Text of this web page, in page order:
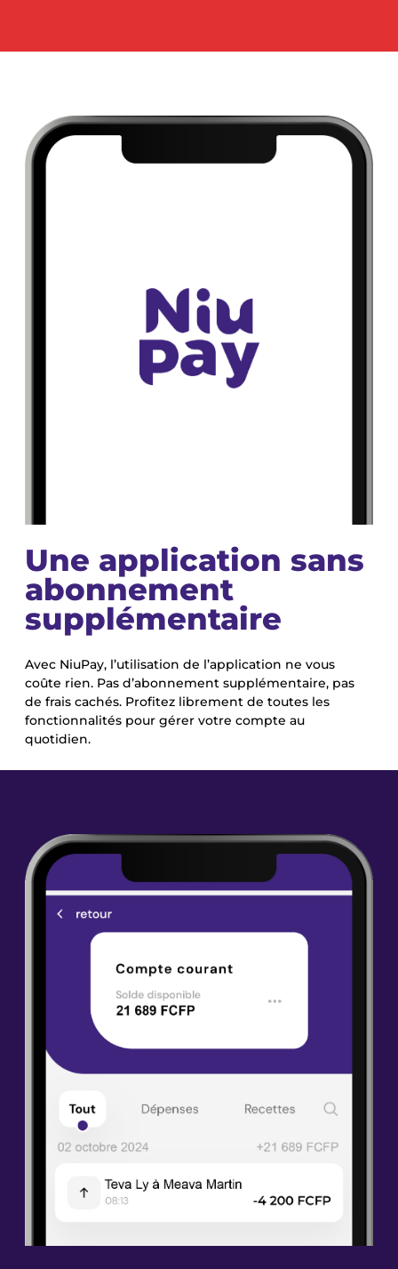
Une application sans
abonnement
supplémentaire
Avec NiuPay, l’utilisation de l’application ne vous
coûte rien. Pas d’abonnement supplémentaire, pas
de frais cachés. Profitez librement de toutes les
fonctionnalités pour gérer votre compte au
quotidien.